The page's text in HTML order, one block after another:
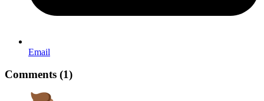
Email
Comments (1)